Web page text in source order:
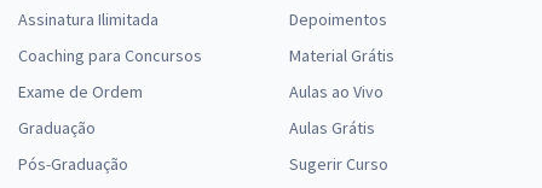
Judiciário - Apoio Especializado - Engenheiro Elétrico
à vista
Economize R$ 99,98 (-20%)
Assinatura Ilimitada
Coaching para Concursos
Exame de Ordem
Graduação
Pós-Graduação
Depoimentos
Material Grátis
Aulas ao Vivo
Aulas Grátis
Sugerir Curso